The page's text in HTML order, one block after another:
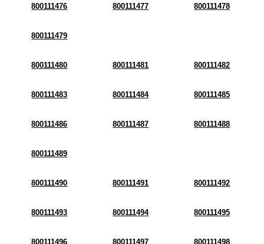
800111476 800111477 800111478
800111479
800111480 800111481 800111482
800111483 800111484 800111485
800111486 800111487 800111488
800111489
800111490 800111491 800111492
800111493 800111494 800111495
800111496 800111497 800111498